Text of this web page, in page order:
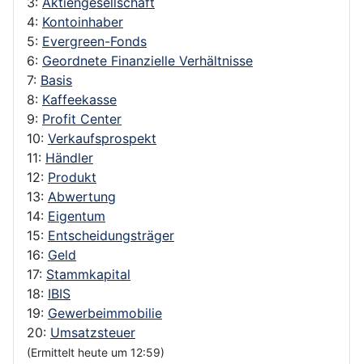
4: Kontoinhaber
5: Evergreen-Fonds
6: Geordnete Finanzielle Verhältnisse
7: Basis
8: Kaffeekasse
9: Profit Center
10: Verkaufsprospekt
11: Händler
12: Produkt
13: Abwertung
14: Eigentum
15: Entscheidungsträger
16: Geld
17: Stammkapital
18: IBIS
19: Gewerbeimmobilie
20: Umsatzsteuer
(Ermittelt heute um 12:59)